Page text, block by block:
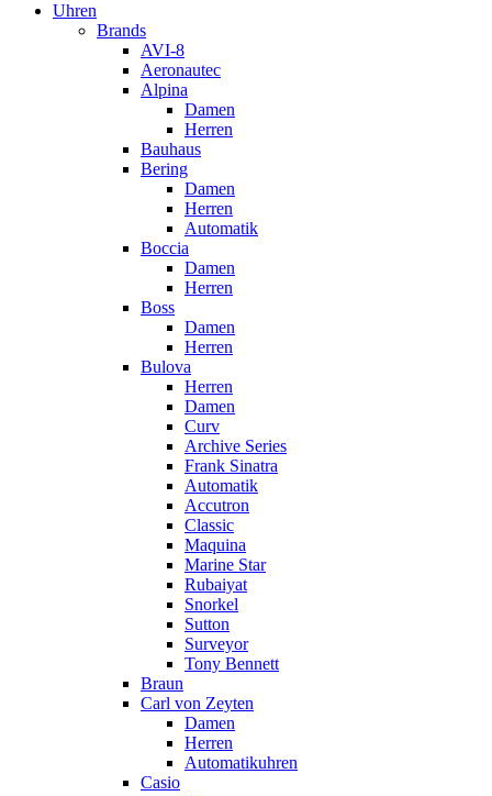
Uhren
Brands
AVI-8
Aeronautec
Alpina
Damen
Herren
Bauhaus
Bering
Damen
Herren
Automatik
Boccia
Damen
Herren
Boss
Damen
Herren
Bulova
Herren
Damen
Curv
Archive Series
Frank Sinatra
Automatik
Accutron
Classic
Maquina
Marine Star
Rubaiyat
Snorkel
Sutton
Surveyor
Tony Bennett
Braun
Carl von Zeyten
Damen
Herren
Automatikuhren
Casio